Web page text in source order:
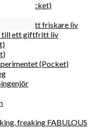
solen (pocket)
(pocket)
för ett friskare liv
till ett giftfritt liv
(Pocket)
freaking FABULOUS